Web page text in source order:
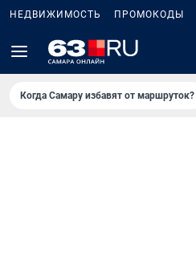
НЕДВИЖИМОСТЬ ПРОМОКОДЫ
Когда Самару избавят от маршруток?